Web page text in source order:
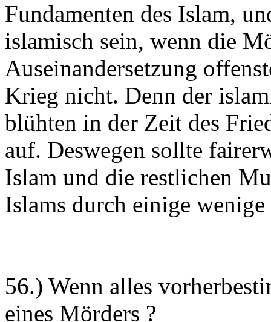
Fundamenten des Islam,
islamisch sein, wenn die
Auseinandersetzung
Krieg nicht. Denn der
blühten in der Zeit des
auf. Deswegen sollte
Islam und die restlichen
Islams durch einige
56.) Wenn alles
eines Mörders ?